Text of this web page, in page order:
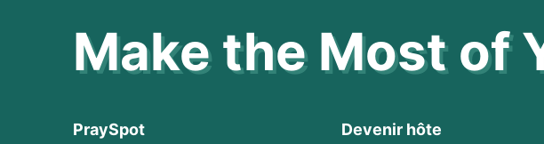
Make the Most of
PraySpot Devenir hôte